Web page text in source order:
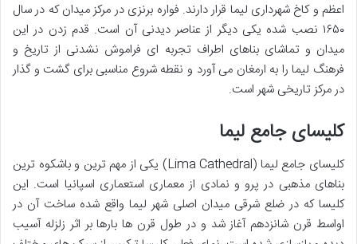
اعظم و کاخ شهرداری لیما قرار دارند. فواره برنزی در مرکز میدان که در سال
۱۶۵۰ نصب شده یکی دیگر از عناصر دیدنی آن است. قدم زدن در این
میدان و تماشای بناهای اطراف تجربه ای فراموش نشدنی از تاریخ و
فرهنگ لیما را به ارمغان می آورد و نقطه شروع مناسبی برای گشت و گذار
در مرکز تاریخی شهر است.
کلیسای جامع لیما
کلیسای جامع لیما (Lima Cathedral) یکی از مهم ترین و باشکوه ترین
بناهای مذهبی در پرو و نمادی از معماری استعماری اسپانیا است. این
کلیسا که در ضلع شرقی میدان اصلی شهر لیما واقع شده ساخت آن در
اواسط قرن شانزدهم آغاز شد و در طول قرن ها بارها بر اثر زلزله آسیب